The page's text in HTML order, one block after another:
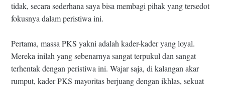
tidak, secara sederhana saya bisa membagi pihak yang tersedot
fokusnya dalam peristiwa ini.
Pertama, massa PKS yakni adalah kader-kader yang loyal.
Mereka inilah yang sebenarnya sangat terpukul dan sangat
terhentak dengan peristiwa ini. Wajar saja, di kalangan akar
rumput, kader PKS mayoritas berjuang dengan ikhlas, sekuat